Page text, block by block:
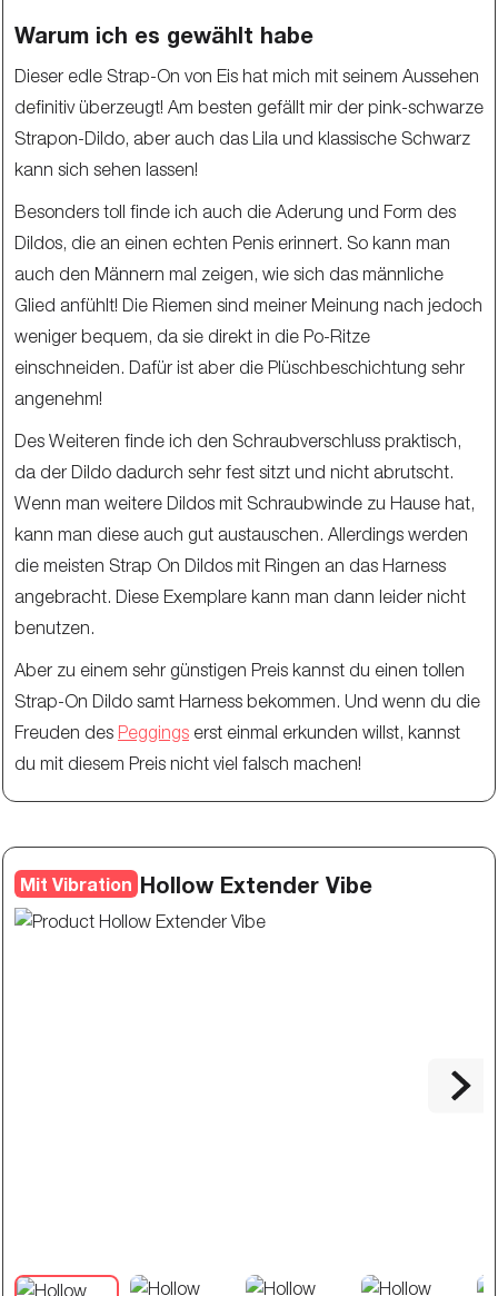
Warum ich es gewählt habe
Dieser edle Strap-On von Eis hat mich mit seinem Aussehen
definitiv überzeugt! Am besten gefällt mir der pink-schwarze
Strapon-Dildo, aber auch das Lila und klassische Schwarz
kann sich sehen lassen!
Besonders toll finde ich auch die Aderung und Form des
Dildos, die an einen echten Penis erinnert. So kann man
auch den Männern mal zeigen, wie sich das männliche
Glied anfühlt! Die Riemen sind meiner Meinung nach jedoch
weniger bequem, da sie direkt in die Po-Ritze
einschneiden. Dafür ist aber die Plüschbeschichtung sehr
angenehm!
Des Weiteren finde ich den Schraubverschluss praktisch,
da der Dildo dadurch sehr fest sitzt und nicht abrutscht.
Wenn man weitere Dildos mit Schraubwinde zu Hause hat,
kann man diese auch gut austauschen. Allerdings werden
die meisten Strap On Dildos mit Ringen an das Harness
angebracht. Diese Exemplare kann man dann leider nicht
benutzen.
Aber zu einem sehr günstigen Preis kannst du einen tollen
Strap-On Dildo samt Harness bekommen. Und wenn du die
Freuden des Peggings erst einmal erkunden willst, kannst
du mit diesem Preis nicht viel falsch machen!
Mit Vibration Hollow Extender Vibe